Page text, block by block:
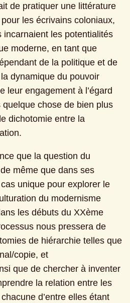
de pratiquer une littérature
les écrivains coloniaux,
incarnaient les potentialités
moderne, en tant que
de la politique et de
la dynamique du pouvoir
leur engagement à l’égard
chose de bien plus
dichotomie entre la
que la question du
même que dans ses
unique pour explorer le
du modernisme
les débuts du XXème
nous pressera de
de hiérarchie telles que
copie, et
que de chercher à inventer
la relation entre les
d’entre elles étant